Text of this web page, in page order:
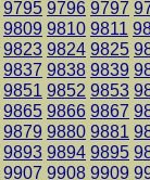
9795 9796 9797
9809 9810 9811
9823 9824 9825
9837 9838 9839
9851 9852 9853
9865 9866 9867
9879 9880 9881
9893 9894 9895
9907 9908 9909